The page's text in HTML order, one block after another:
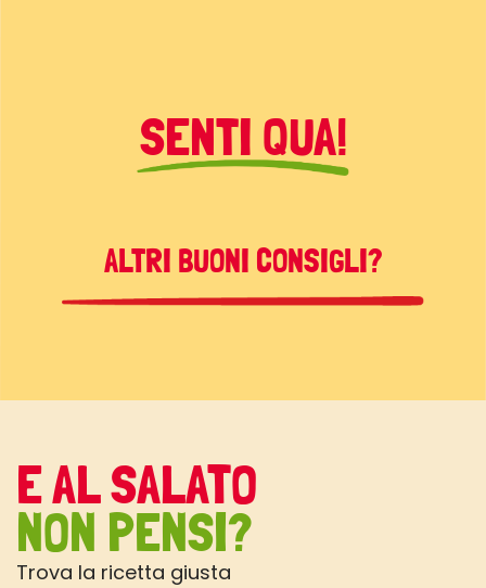
SENTI QUA!
ALTRI BUONI CONSIGLI?
E AL SALATO
NON PENSI?
Trova la ricetta giusta